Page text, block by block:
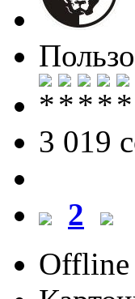
3 019
2
Offline